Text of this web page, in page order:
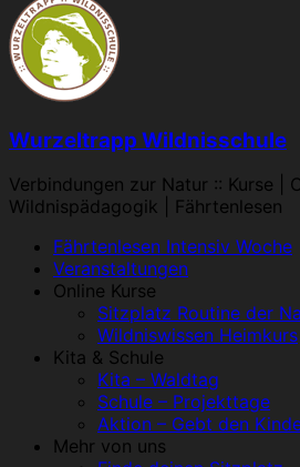
Wurzeltrapp Wildnisschule
Verbindungen zur Natur :: Kurse |
Wildnispädagogik | Fährtenlesen
Menü Fährtenlesen Intensiv Woche
Veranstaltungen
Online Kurse
Sitzplatz Routine der
Wildniswissen Heimkurs
Kita & Schule
Kita – Waldtag
Schule – Projekttage
Aktion – Gebt den
Mehr von uns